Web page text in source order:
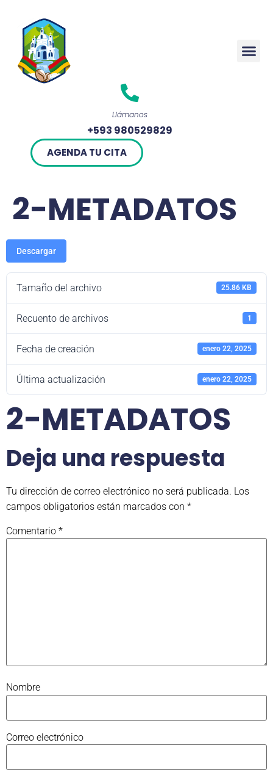
Llámanos
+593 980529829
AGENDA TU CITA
2-METADATOS
Descargar
Tamaño del archivo 25.86 KB
Recuento de archivos 1
Fecha de creación enero 22, 2025
Última actualización enero 22, 2025
2-METADATOS
Deja una respuesta
Tu dirección de correo electrónico no será publicada. Los
campos obligatorios están marcados con *
Comentario *
Nombre
Correo electrónico